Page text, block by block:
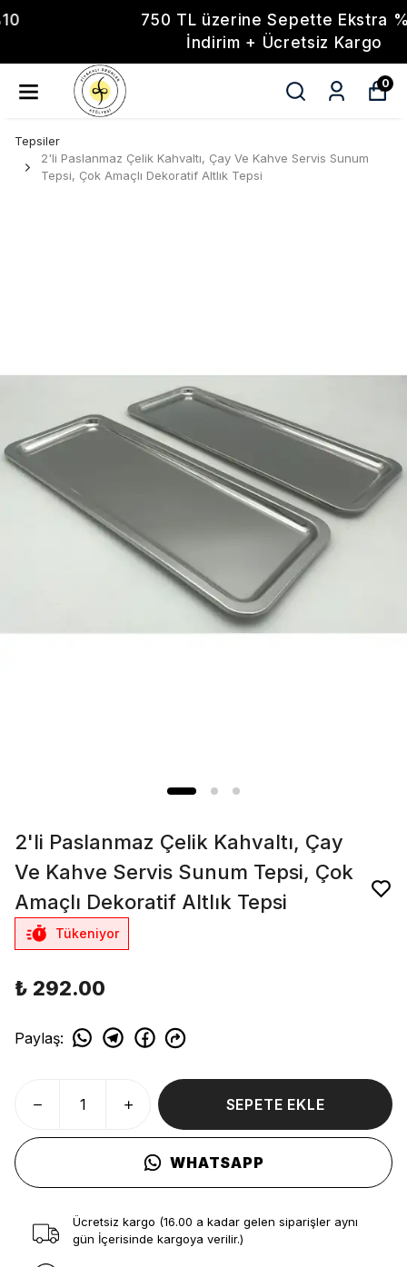
750 TL üzerine Sepette Ekstra %10
İndirim + Ücretsiz Kargo
0
Tepsiler
2'li Paslanmaz Çelik Kahvaltı, Çay Ve Kahve Servis Sunum
Tepsi, Çok Amaçlı Dekoratif Altlık Tepsi
2'li Paslanmaz Çelik Kahvaltı, Çay
Ve Kahve Servis Sunum Tepsi, Çok
Amaçlı Dekoratif Altlık Tepsi
Tükeniyor
₺ 292.00
Paylaş:
SEPETE EKLE
WHATSAPP
Ücretsiz kargo (16.00 a kadar gelen siparişler aynı
gün İçerisinde kargoya verilir.)